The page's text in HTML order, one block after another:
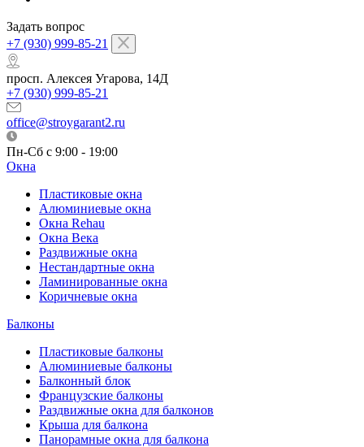
Задать вопрос
+7 (930) 999-85-21
просп. Алексея Угарова, 14Д
+7 (930) 999-85-21
office@stroygarant2.ru
Пн-Сб с 9:00 - 19:00
Окна
Пластиковые окна
Алюминиевые окна
Окна Rehau
Окна Века
Раздвижные окна
Нестандартные окна
Ламинированные окна
Коричневые окна
Балконы
Пластиковые балконы
Алюминиевые балконы
Балконный блок
Французские балконы
Раздвижные окна для балконов
Крыша для балкона
Панорамные окна для балкона